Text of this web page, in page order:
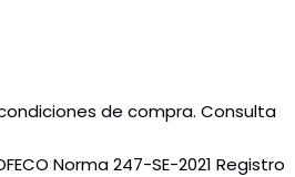
de compra. Consulta
Norma 247-SE-2021 Registro